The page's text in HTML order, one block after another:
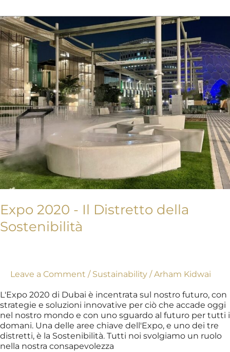
Expo 2020 - Il Distretto della
Sostenibilità
Leave a Comment / Sustainability /Arham Kidwai
L'Expo 2020 di Dubai è incentrata sul nostro futuro, con
strategie e soluzioni innovative per ciò che accade oggi
nel nostro mondo e con uno sguardo al futuro per tutti i
domani. Una delle aree chiave dell'Expo, e uno dei tre
distretti, è la Sostenibilità. Tutti noi svolgiamo un ruolo
nella nostra consapevolezza
Expo
2020
-
Distretto
della
Sostenibilità